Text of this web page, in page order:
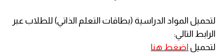
لتحميل المواد الدراسية (بطاقات التعلم الذاتي) للطلاب عبر
الرابط التالي:
لتحميل اضغط هنا